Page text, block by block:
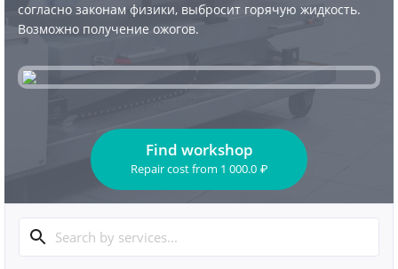
согласно законам физики, выбросит горячую жидкость.
Возможно получение ожогов.
Find workshop
Repair costfrom 1 000.0 ₽